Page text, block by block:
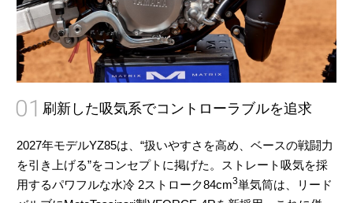
01 刷新した吸気系でコントローラブルを追求
2027年モデルYZ85は、“扱いやすさを高め、ベースの戦闘力
を引き上げる”をコンセプトに掲げた。ストレート吸気を採
用するパワフルな水冷 2ストローク84cm3単気筒は、リード